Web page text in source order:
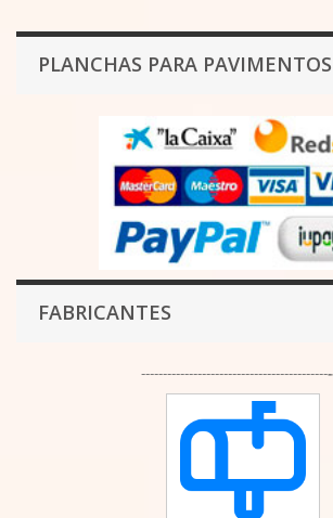
PLANCHAS PARA PAVIMENTOS
FABRICANTES
-------------------------------------------